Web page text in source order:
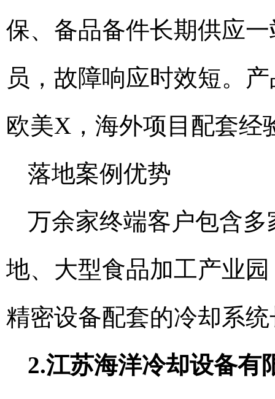
保、备品备件长期供应
员，故障响应时效短。
欧美X，海外项目配套经
落地案例优势
万余家终端客户包含
地、大型食品加工产业
精密设备配套的冷却系
2.江苏海洋冷却设备有